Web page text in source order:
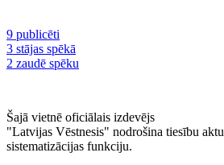
9 publicēti
3 stājas spēkā
2 zaudē spēku
Šajā vietnē oficiālais izdevējs
"Latvijas Vēstnesis" nodrošina tiesību aktu
sistematizācijas funkciju.